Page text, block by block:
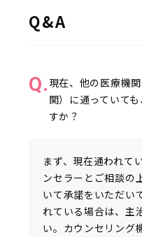
Q&A
Q. 現在、他の医療機
関）に通っていて
すか？
まず、現在通われて
ンセラーとご相談の
いて承諾をいただい
れている場合は、主
い。カウンセリング